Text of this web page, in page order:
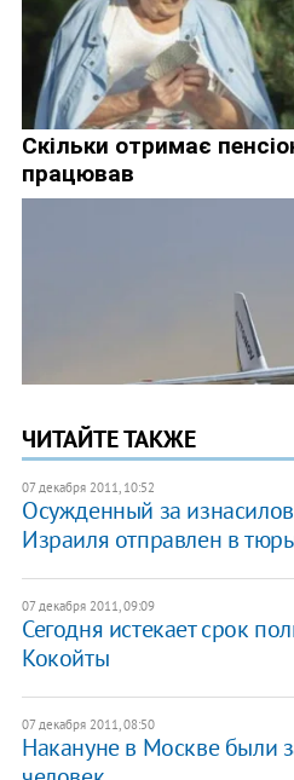
ЧИТАЙТЕ ТАКЖЕ
07 декабря 2011, 10:52
Осужденный за
Израиля отправлен в
07 декабря 2011, 09:09
Сегодня истекает срок
Кокойты
07 декабря 2011, 08:50
Накануне в Москве были